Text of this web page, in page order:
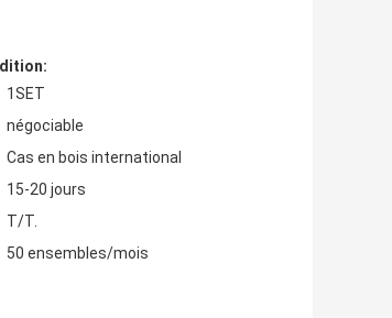
1SET
négociable
Cas en bois international
15-20 jours
T/T.
50 ensembles/mois